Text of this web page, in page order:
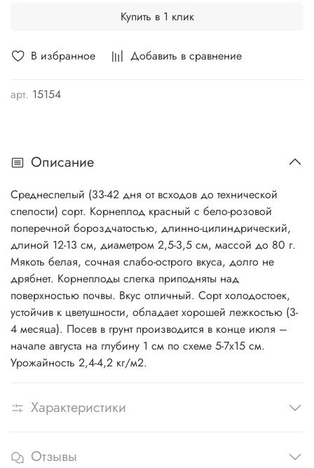
В избранное Добавить в сравнение
арт. 15154
Купить в 1 клик
Описание
Среднеспелый (33-42 дня от всходов до технической
спелости) сорт. Корнеплод красный с бело-розовой
поперечной бороздчатостью, длинно-цилиндрический,
длиной 12-13 см, диаметром 2,5-3,5 см, массой до 80 г.
Мякоть белая, сочная слабо-острого вкуса, долго не
дрябнет. Корнеплоды слегка приподняты над
поверхностью почвы. Вкус отличный. Сорт холодостоек,
устойчив к цветушности, обладает хорошей лежкостью (3-
4 месяца). Посев в грунт производится в конце июля –
начале августа на глубину 1 см по схеме 5-7x15 см.
Урожайность 2,4-4,2 кг/м2.
Характеристики
Отзывы